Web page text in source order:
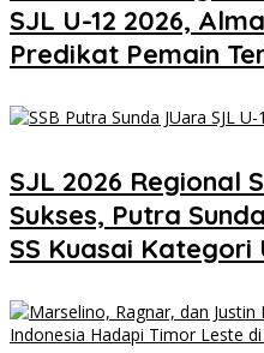
SJL U-12 2026,
Predikat Pemain
SJL 2026 Regional
Sukses, Putra
SS Kuasai Kategori